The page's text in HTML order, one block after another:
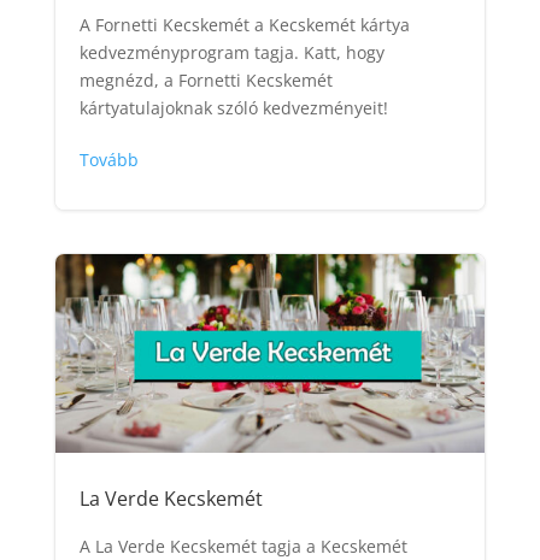
A Fornetti Kecskemét a Kecskemét kártya
kedvezményprogram tagja. Katt, hogy
megnézd, a Fornetti Kecskemét
kártyatulajoknak szóló kedvezményeit!
Tovább
La Verde Kecskemét
A La Verde Kecskemét tagja a Kecskemét